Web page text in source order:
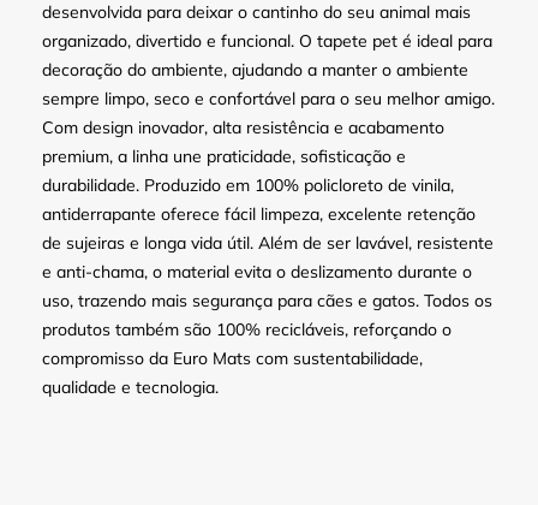
desenvolvida para deixar o cantinho do seu animal mais
organizado, divertido e funcional. O tapete pet é ideal para
decoração do ambiente, ajudando a manter o ambiente
sempre limpo, seco e confortável para o seu melhor amigo.
Com design inovador, alta resistência e acabamento
premium, a linha une praticidade, sofisticação e
durabilidade. Produzido em 100% policloreto de vinila,
antiderrapante oferece fácil limpeza, excelente retenção
de sujeiras e longa vida útil. Além de ser lavável, resistente
e anti-chama, o material evita o deslizamento durante o
uso, trazendo mais segurança para cães e gatos. Todos os
produtos também são 100% recicláveis, reforçando o
compromisso da Euro Mats com sustentabilidade,
qualidade e tecnologia.